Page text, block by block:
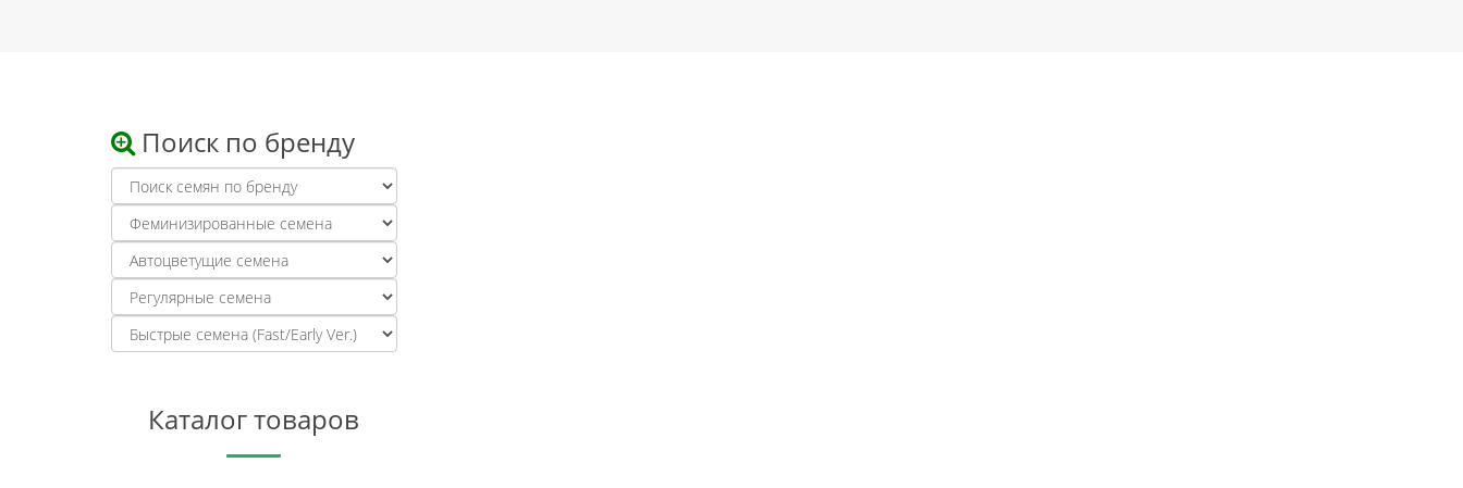
Поиск по бренду
Каталог товаров